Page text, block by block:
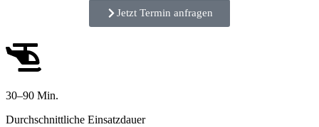
Jetzt Termin anfragen
30–90 Min.
Durchschnittliche Einsatzdauer